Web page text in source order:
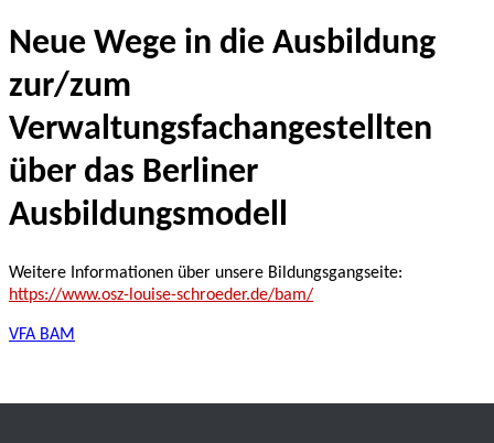
Neue Wege in die Ausbildung
zur/zum
Verwaltungsfachangestellten
über das Berliner
Ausbildungsmodell
Weitere Informationen über unsere Bildungsgangseite:
https://www.osz-louise-schroeder.de/bam/
VFA BAM